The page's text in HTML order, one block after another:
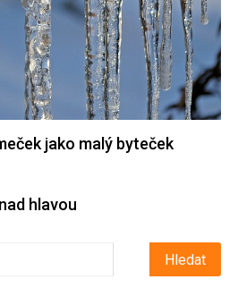
jako malý byteček
hlavou